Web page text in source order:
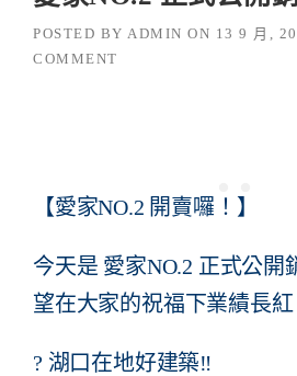
POSTED BY ADMIN ON 13 9 月,
COMMENT
【愛家NO.2 開賣囉！】
今天是 愛家NO.2 正式公開
望在大家的祝福下業績長紅
? 湖口在地好建築‼